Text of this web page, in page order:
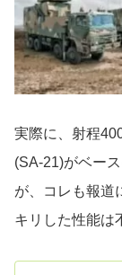
実際に、射程
(SA-21)がベー
が、コレも報道
キリした性能は